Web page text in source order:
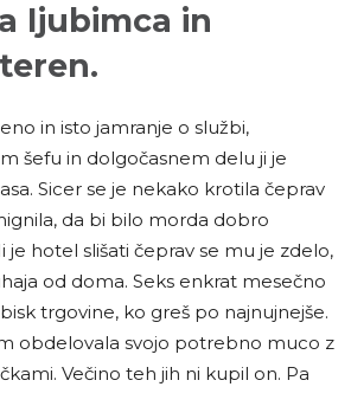
ljubimca in
in isto jamranje o službi,
šefu in dolgočasnem delu ji je
Sicer se je nekako krotila čeprav
da bi bilo morda dobro
je hotel slišati čeprav se mu je zdelo,
od doma. Seks enkrat mesečno
trgovine, ko greš po najnujnejše.
obdelovala svojo potrebno muco z
Večino teh jih ni kupil on. Pa